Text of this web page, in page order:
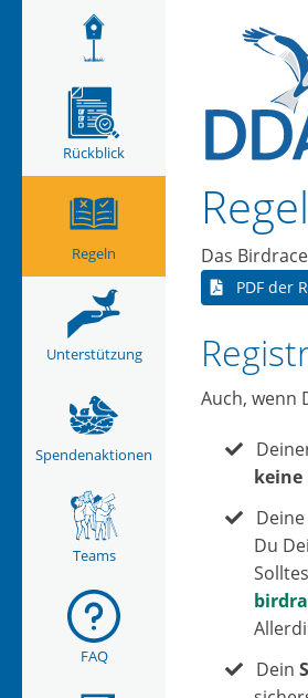
Rückblick
Regeln
Unterstützung
Spendenaktionen
Teams
FAQ
Das
PDF der
Auch, wenn
keine
Deine
Du
Dein